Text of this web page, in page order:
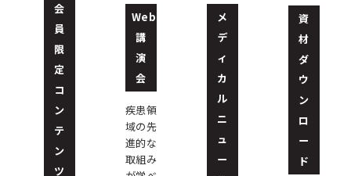
会
員
限
定
コ
ン
テ
ン
ツ
Web
講
演
会
疾患領
域の先
進的な
取組み
メ
デ
ィ
カ
ル
ニ
ュ
ー
資
材
ダ
ウ
ン
ロ
ー
ド